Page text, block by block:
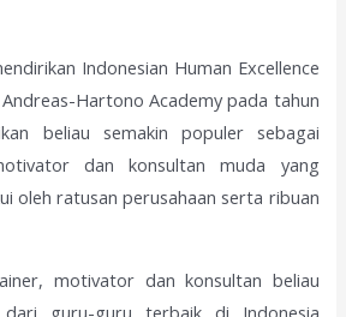
Indonesian Human Excellence
Hartono Academy pada tahun
beliau semakin populer sebagai
dan konsultan muda yang
oleh ratusan perusahaan serta ribuan
motivator dan konsultan beliau
guru-guru terbaik di Indonesia